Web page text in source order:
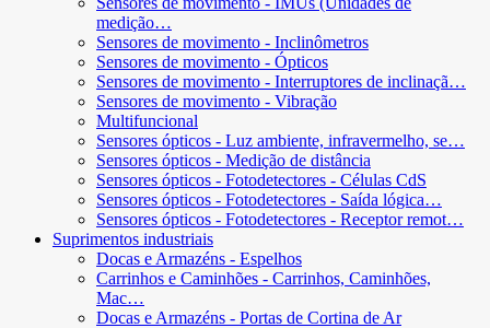
medição…
Sensores de movimento - Inclinômetros
Sensores de movimento - Ópticos
Sensores de movimento - Interruptores de inclinaçã…
Sensores de movimento - Vibração
Multifuncional
Sensores ópticos - Luz ambiente, infravermelho, se…
Sensores ópticos - Medição de distância
Sensores ópticos - Fotodetectores - Células CdS
Sensores ópticos - Fotodetectores - Saída lógica…
Sensores ópticos - Fotodetectores - Receptor remot…
Suprimentos industriais
Docas e Armazéns - Espelhos
Carrinhos e Caminhões - Carrinhos, Caminhões,
Mac…
Docas e Armazéns - Portas de Cortina de Ar